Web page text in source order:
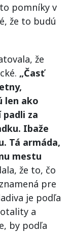
pomníky v
že to budú
že
„Časť
len ako
za
Ibaže
Tá armáda,
mestu
že to, čo
pre
je podľa
a
by podľa